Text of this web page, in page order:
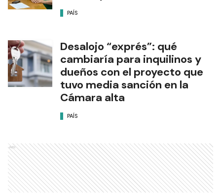
PAÍS
Desalojo “exprés”: qué
cambiaría para inquilinos y
dueños con el proyecto que
tuvo media sanción en la
Cámara alta
PAÍS
Ads